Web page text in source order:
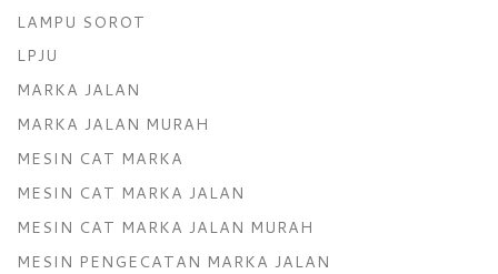
LAMPU SOROT
LPJU
MARKA JALAN
MARKA JALAN MURAH
MESIN CAT MARKA
MESIN CAT MARKA JALAN
MESIN CAT MARKA JALAN MURAH
MESIN PENGECATAN MARKA JALAN